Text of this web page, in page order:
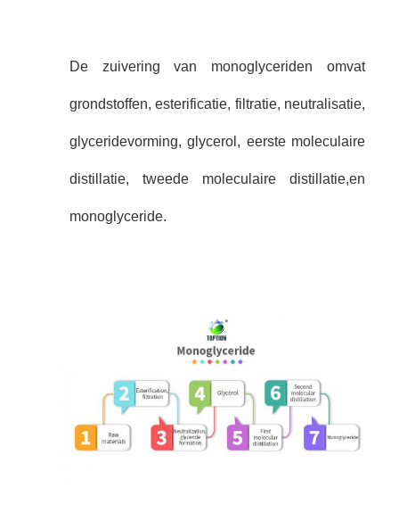
De zuivering van monoglyceriden omvat
grondstoffen, esterificatie, filtratie, neutralisatie,
glyceridevorming, glycerol, eerste moleculaire
distillatie, tweede moleculaire distillatie,en
monoglyceride.